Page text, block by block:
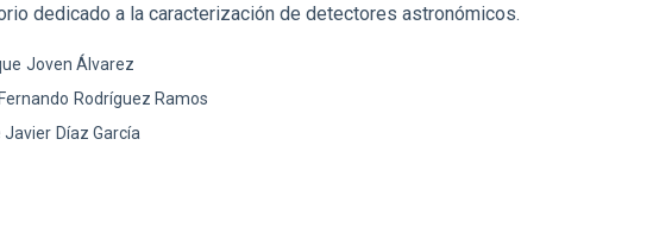
dedicado a la caracterización de detectores astronómicos.
Joven Álvarez
Fernando Rodríguez Ramos
Javier Díaz García